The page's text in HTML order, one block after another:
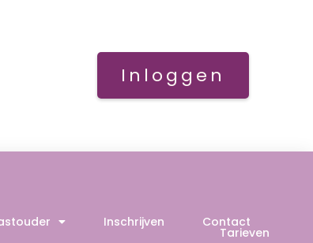
Inloggen
Inschrijven Contact
Tarieven